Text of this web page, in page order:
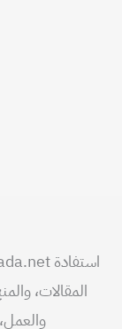
المقالات،